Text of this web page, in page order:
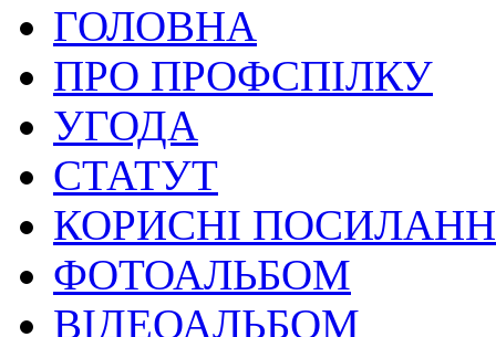
ГОЛОВНА
ПРО ПРОФСПІЛКУ
УГОДА
СТАТУТ
КОРИСНІ
ФОТОАЛЬБОМ
ВІДЕОАЛЬБОМ